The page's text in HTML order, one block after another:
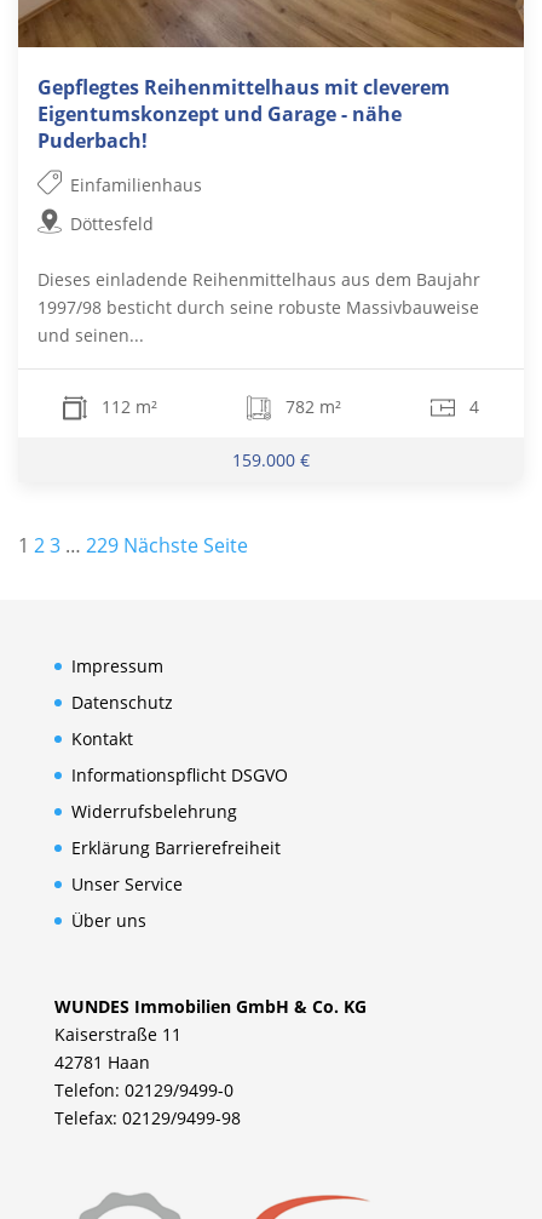
Gepflegtes Reihenmittelhaus mit cleverem
Eigentumskonzept und Garage - nähe
Puderbach!
Einfamilienhaus
Döttesfeld
Dieses einladende Reihenmittelhaus aus dem Baujahr
1997/98 besticht durch seine robuste Massivbauweise
und seinen...
112 m² 782 m² 4
159.000 €
Seitennummerierung
1 23 … 229 Nächste Seite
Impressum
Datenschutz
Kontakt
Informationspflicht DSGVO
Widerrufsbelehrung
Erklärung Barrierefreiheit
Unser Service
Über uns
WUNDES Immobilien GmbH & Co. KG
Kaiserstraße 11
42781 Haan
Telefon: 02129/9499-0
Telefax: 02129/9499-98